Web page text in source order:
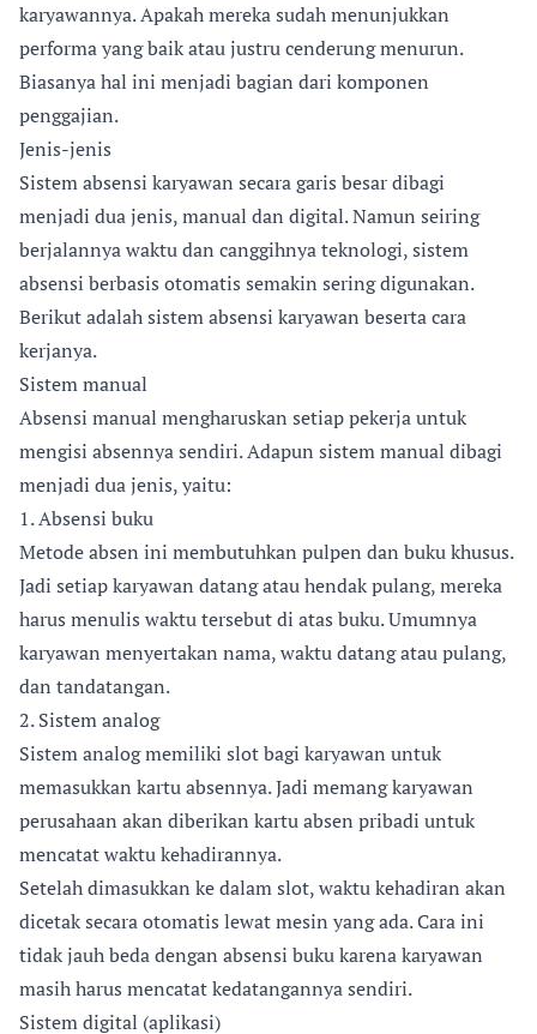
karyawannya. Apakah mereka sudah menunjukkan
performa yang baik atau justru cenderung menurun.
Biasanya hal ini menjadi bagian dari komponen
penggajian.
Jenis-jenis
Sistem absensi karyawan secara garis besar dibagi
menjadi dua jenis, manual dan digital. Namun seiring
berjalannya waktu dan canggihnya teknologi, sistem
absensi berbasis otomatis semakin sering digunakan.
Berikut adalah sistem absensi karyawan beserta cara
kerjanya.
Sistem manual
Absensi manual mengharuskan setiap pekerja untuk
mengisi absennya sendiri. Adapun sistem manual dibagi
menjadi dua jenis, yaitu:
1. Absensi buku
Metode absen ini membutuhkan pulpen dan buku khusus.
Jadi setiap karyawan datang atau hendak pulang, mereka
harus menulis waktu tersebut di atas buku. Umumnya
karyawan menyertakan nama, waktu datang atau pulang,
dan tandatangan.
2. Sistem analog
Sistem analog memiliki slot bagi karyawan untuk
memasukkan kartu absennya. Jadi memang karyawan
perusahaan akan diberikan kartu absen pribadi untuk
mencatat waktu kehadirannya.
Setelah dimasukkan ke dalam slot, waktu kehadiran akan
dicetak secara otomatis lewat mesin yang ada. Cara ini
tidak jauh beda dengan absensi buku karena karyawan
masih harus mencatat kedatangannya sendiri.
Sistem digital (aplikasi)